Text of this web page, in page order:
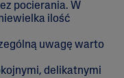
pocierania. W
ilość
uwagę warto
delikatnymi